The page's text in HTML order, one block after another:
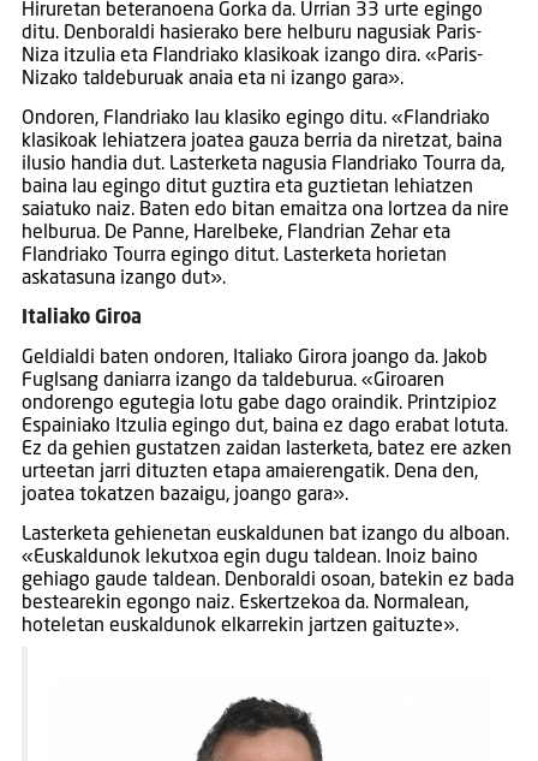
Hiruretan beteranoena Gorka da. Urrian 33 urte egingo
ditu. Denboraldi hasierako bere helburu nagusiak Paris-
Niza itzulia eta Flandriako klasikoak izango dira. «Paris-
Nizako taldeburuak anaia eta ni izango gara».
Ondoren, Flandriako lau klasiko egingo ditu. «Flandriako
klasikoak lehiatzera joatea gauza berria da niretzat, baina
ilusio handia dut. Lasterketa nagusia Flandriako Tourra da,
baina lau egingo ditut guztira eta guztietan lehiatzen
saiatuko naiz. Baten edo bitan emaitza ona lortzea da nire
helburua. De Panne, Harelbeke, Flandrian Zehar eta
Flandriako Tourra egingo ditut. Lasterketa horietan
askatasuna izango dut».
Italiako Giroa
Geldialdi baten ondoren, Italiako Girora joango da. Jakob
Fuglsang daniarra izango da taldeburua. «Giroaren
ondorengo egutegia lotu gabe dago oraindik. Printzipioz
Espainiako Itzulia egingo dut, baina ez dago erabat lotuta.
Ez da gehien gustatzen zaidan lasterketa, batez ere azken
urteetan jarri dituzten etapa amaierengatik. Dena den,
joatea tokatzen bazaigu, joango gara».
Lasterketa gehienetan euskaldunen bat izango du alboan.
«Euskaldunok lekutxoa egin dugu taldean. Inoiz baino
gehiago gaude taldean. Denboraldi osoan, batekin ez bada
bestearekin egongo naiz. Eskertzekoa da. Normalean,
hoteletan euskaldunok elkarrekin jartzen gaituzte».